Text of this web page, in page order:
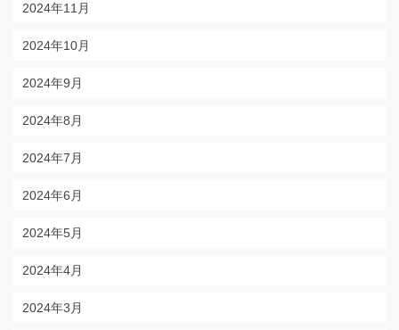
2024年11月
2024年10月
2024年9月
2024年8月
2024年7月
2024年6月
2024年5月
2024年4月
2024年3月